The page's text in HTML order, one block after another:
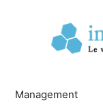
Management